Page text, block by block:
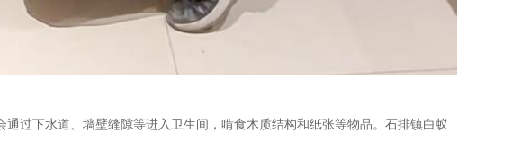
过下水道、墙壁缝隙等进入卫生间，啃食木质结构和纸张等物品。石排镇白蚁